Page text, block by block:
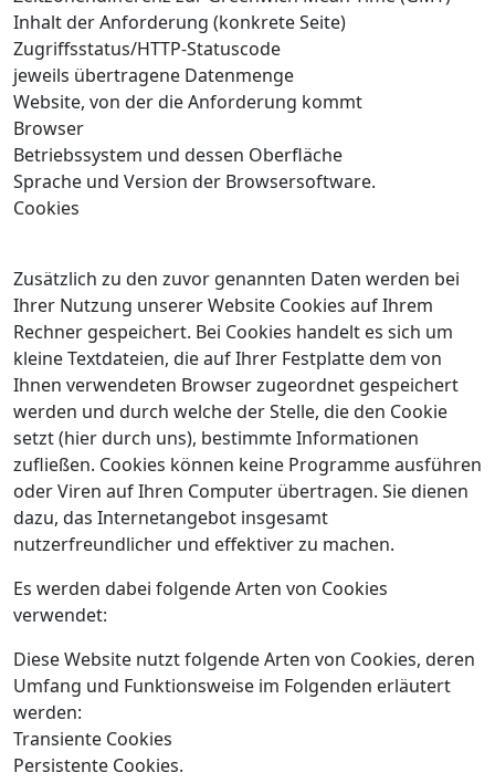
Inhalt der Anforderung (konkrete Seite)
Zugriffsstatus/HTTP-Statuscode
jeweils übertragene Datenmenge
Website, von der die Anforderung kommt
Browser
Betriebssystem und dessen Oberfläche
Sprache und Version der Browsersoftware.
Cookies
Zusätzlich zu den zuvor genannten Daten werden bei
Ihrer Nutzung unserer Website Cookies auf Ihrem
Rechner gespeichert. Bei Cookies handelt es sich um
kleine Textdateien, die auf Ihrer Festplatte dem von
Ihnen verwendeten Browser zugeordnet gespeichert
werden und durch welche der Stelle, die den Cookie
setzt (hier durch uns), bestimmte Informationen
zufließen. Cookies können keine Programme ausführen
oder Viren auf Ihren Computer übertragen. Sie dienen
dazu, das Internetangebot insgesamt
nutzerfreundlicher und effektiver zu machen.
Es werden dabei folgende Arten von Cookies
verwendet:
Diese Website nutzt folgende Arten von Cookies, deren
Umfang und Funktionsweise im Folgenden erläutert
werden:
Transiente Cookies
Persistente Cookies.